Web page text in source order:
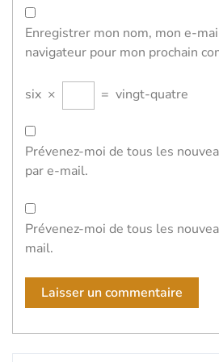
Enregistrer mon nom, mon e-
navigateur pour mon prochain
six × = vingt-quatre
Prévenez-moi de tous les
par e-mail.
Prévenez-moi de tous les
mail.